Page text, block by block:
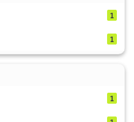
1
1
1